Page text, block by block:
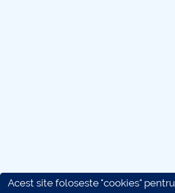
Acest site foloseste "cookies"